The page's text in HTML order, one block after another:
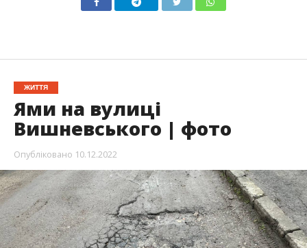
ЖИТТЯ
Ями на вулиці
Вишневського | фото
Опубліковано 10.12.2022